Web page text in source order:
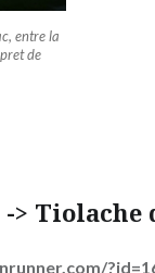
entre la
de
->